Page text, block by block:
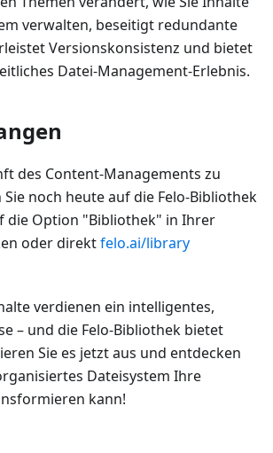
verwalten, beseitigt redundante
Versionskonsistenz und bietet
Datei-Management-Erlebnis.
des Content-Managements zu
noch heute auf die Felo-Bibliothek
die Option "Bibliothek" in Ihrer
oder direktfelo.ai/library
verdienen ein intelligentes,
– und die Felo-Bibliothek bietet
Sie es jetzt aus und entdecken
Dateisystem Ihre
kann!